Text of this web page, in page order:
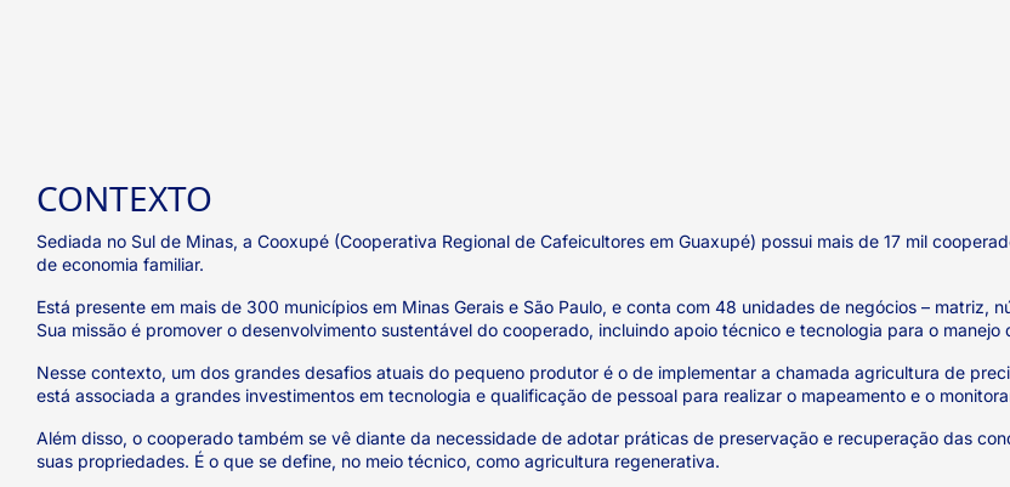
CONTEXTO
Sediada no Sul de Minas, a Cooxupé (Cooperativa Regional de Cafeicultores em Guaxupé) possui mais de 17 mil
de economia familiar.
Está presente em mais de 300 municípios em Minas Gerais e São Paulo, e conta com 48 unidades de negócios – matriz,
Sua missão é promover o desenvolvimento sustentável do cooperado, incluindo apoio técnico e tecnologia para o manejo
Nesse contexto, um dos grandes desafios atuais do pequeno produtor é o de implementar a chamada agricultura de
está associada a grandes investimentos em tecnologia e qualificação de pessoal para realizar o mapeamento e o
Além disso, o cooperado também se vê diante da necessidade de adotar práticas de preservação e recuperação das
suas propriedades. É o que se define, no meio técnico, como agricultura regenerativa.